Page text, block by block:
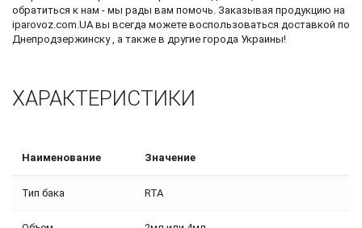
обратиться к нам - мы рады вам помочь. Заказывая продукцию на
iparovoz.com.UA вы всегда можете воспользоваться доставкой по
Днепродзержинску , а также в другие города Украины!
ХАРАКТЕРИСТИКИ
Наименование Значение
Тип бака RTA